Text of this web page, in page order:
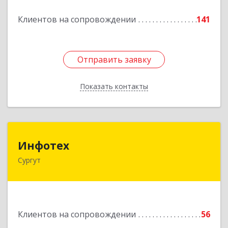
Клиентов на сопровождении 141
Отправить заявку
Показать контакты
Подробнее
Отправить заявку
Назад
Инфотех
Сургут
Клиентов на сопровождении
56
628400, Ханты-Мансийский Автономный округ